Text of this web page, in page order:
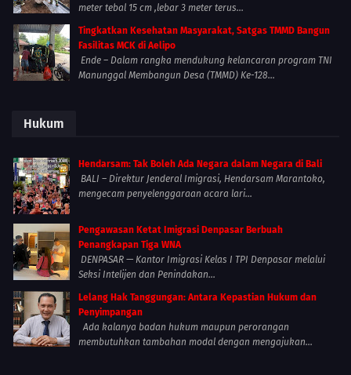
meter tebal 15 cm ,lebar 3 meter terus...
Tingkatkan Kesehatan Masyarakat, Satgas TMMD Bangun
Fasilitas MCK di Aelipo
Ende – Dalam rangka mendukung kelancaran program TNI
Manunggal Membangun Desa (TMMD) Ke-128...
Hukum
Hendarsam: Tak Boleh Ada Negara dalam Negara di Bali
BALI – Direktur Jenderal Imigrasi, Hendarsam Marantoko,
mengecam penyelenggaraan acara lari...
Pengawasan Ketat Imigrasi Denpasar Berbuah
Penangkapan Tiga WNA
DENPASAR — Kantor Imigrasi Kelas I TPI Denpasar melalui
Seksi Intelijen dan Penindakan...
Lelang Hak Tanggungan: Antara Kepastian Hukum dan
Penyimpangan
Ada kalanya badan hukum maupun perorangan
membutuhkan tambahan modal dengan mengajukan...